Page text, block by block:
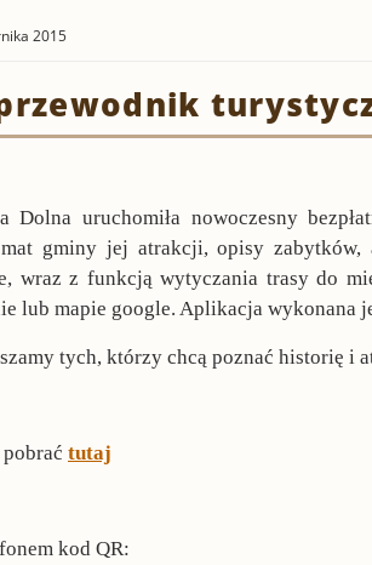
2015
Dolna uruchomiła nowoczesny
gminy jej atrakcji, opisy zabytków,
wraz z funkcją wytyczania trasy do
lub mapie google. Aplikacja
tych, którzy chcą poznać historię
tutaj
kod QR: